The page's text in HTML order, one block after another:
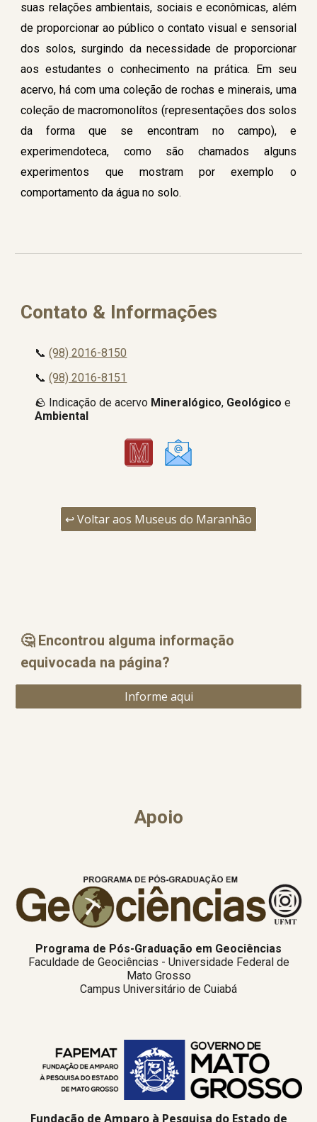
suas relações ambientais, sociais e econômicas, além
de proporcionar ao público o contato visual e sensorial
dos solos, surgindo da necessidade de proporcionar
aos estudantes o conhecimento na prática. Em seu
acervo, há com uma coleção de rochas e minerais, uma
coleção de macromonolítos (representações dos solos
da forma que se encontram no campo), e
experimendoteca, como são chamados alguns
experimentos que mostram por exemplo o
comportamento da água no solo.
Contato & Informações
📞(98) 2016-8150
📞(98) 2016-8151
🪨 Indicação de acervo Mineralógico, Geológico e
Ambiental
↩️ Voltar aos Museus do Maranhão
🤔 Encontrou alguma informação
equivocada na página?
Informe aqui
Apoio
Programa de Pós-Graduação em Geociências
Faculdade de Geociências - Universidade Federal de
Mato Grosso
Campus Universitário de Cuiabá
Fundação de Amparo à Pesquisa do Estado de